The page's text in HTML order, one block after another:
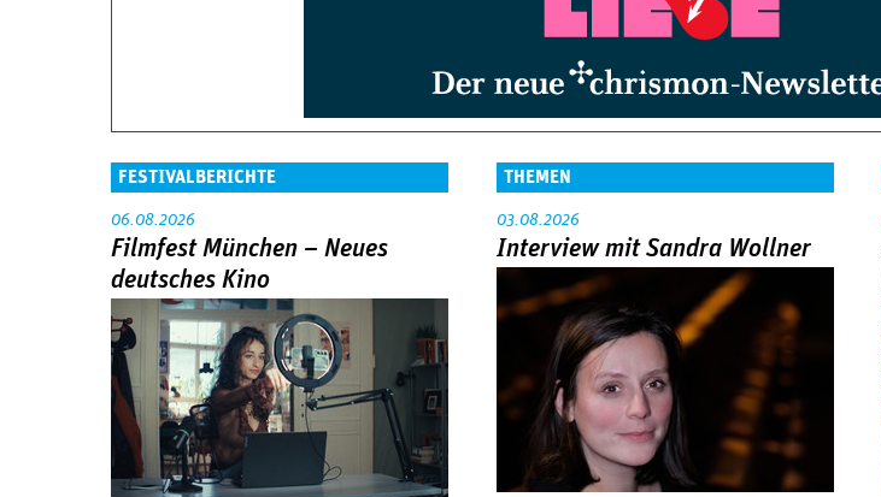
FESTIVALBERICHTE
06.08.2026
Filmfest München – Neues
deutsches Kino
THEMEN
03.08.2026
Interview mit Sandra Wollner